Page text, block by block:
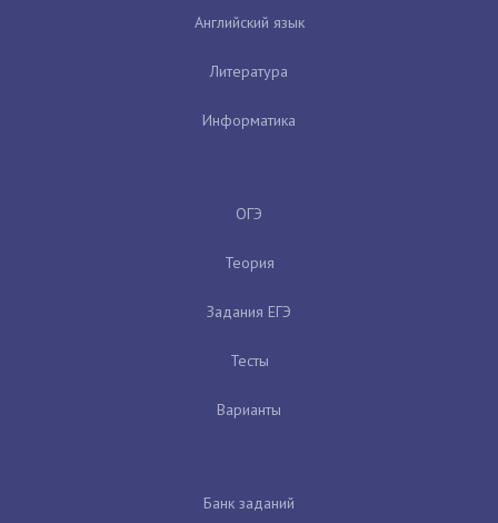
Английский язык
Литература
Информатика
ОГЭ
Теория
Задания ЕГЭ
Тесты
Варианты
Банк заданий